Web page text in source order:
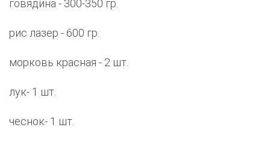
говядина - 300-350 гр.
рис лазер - 600 гр.
морковь красная - 2 шт.
лук- 1 шт.
чеснок- 1 шт.